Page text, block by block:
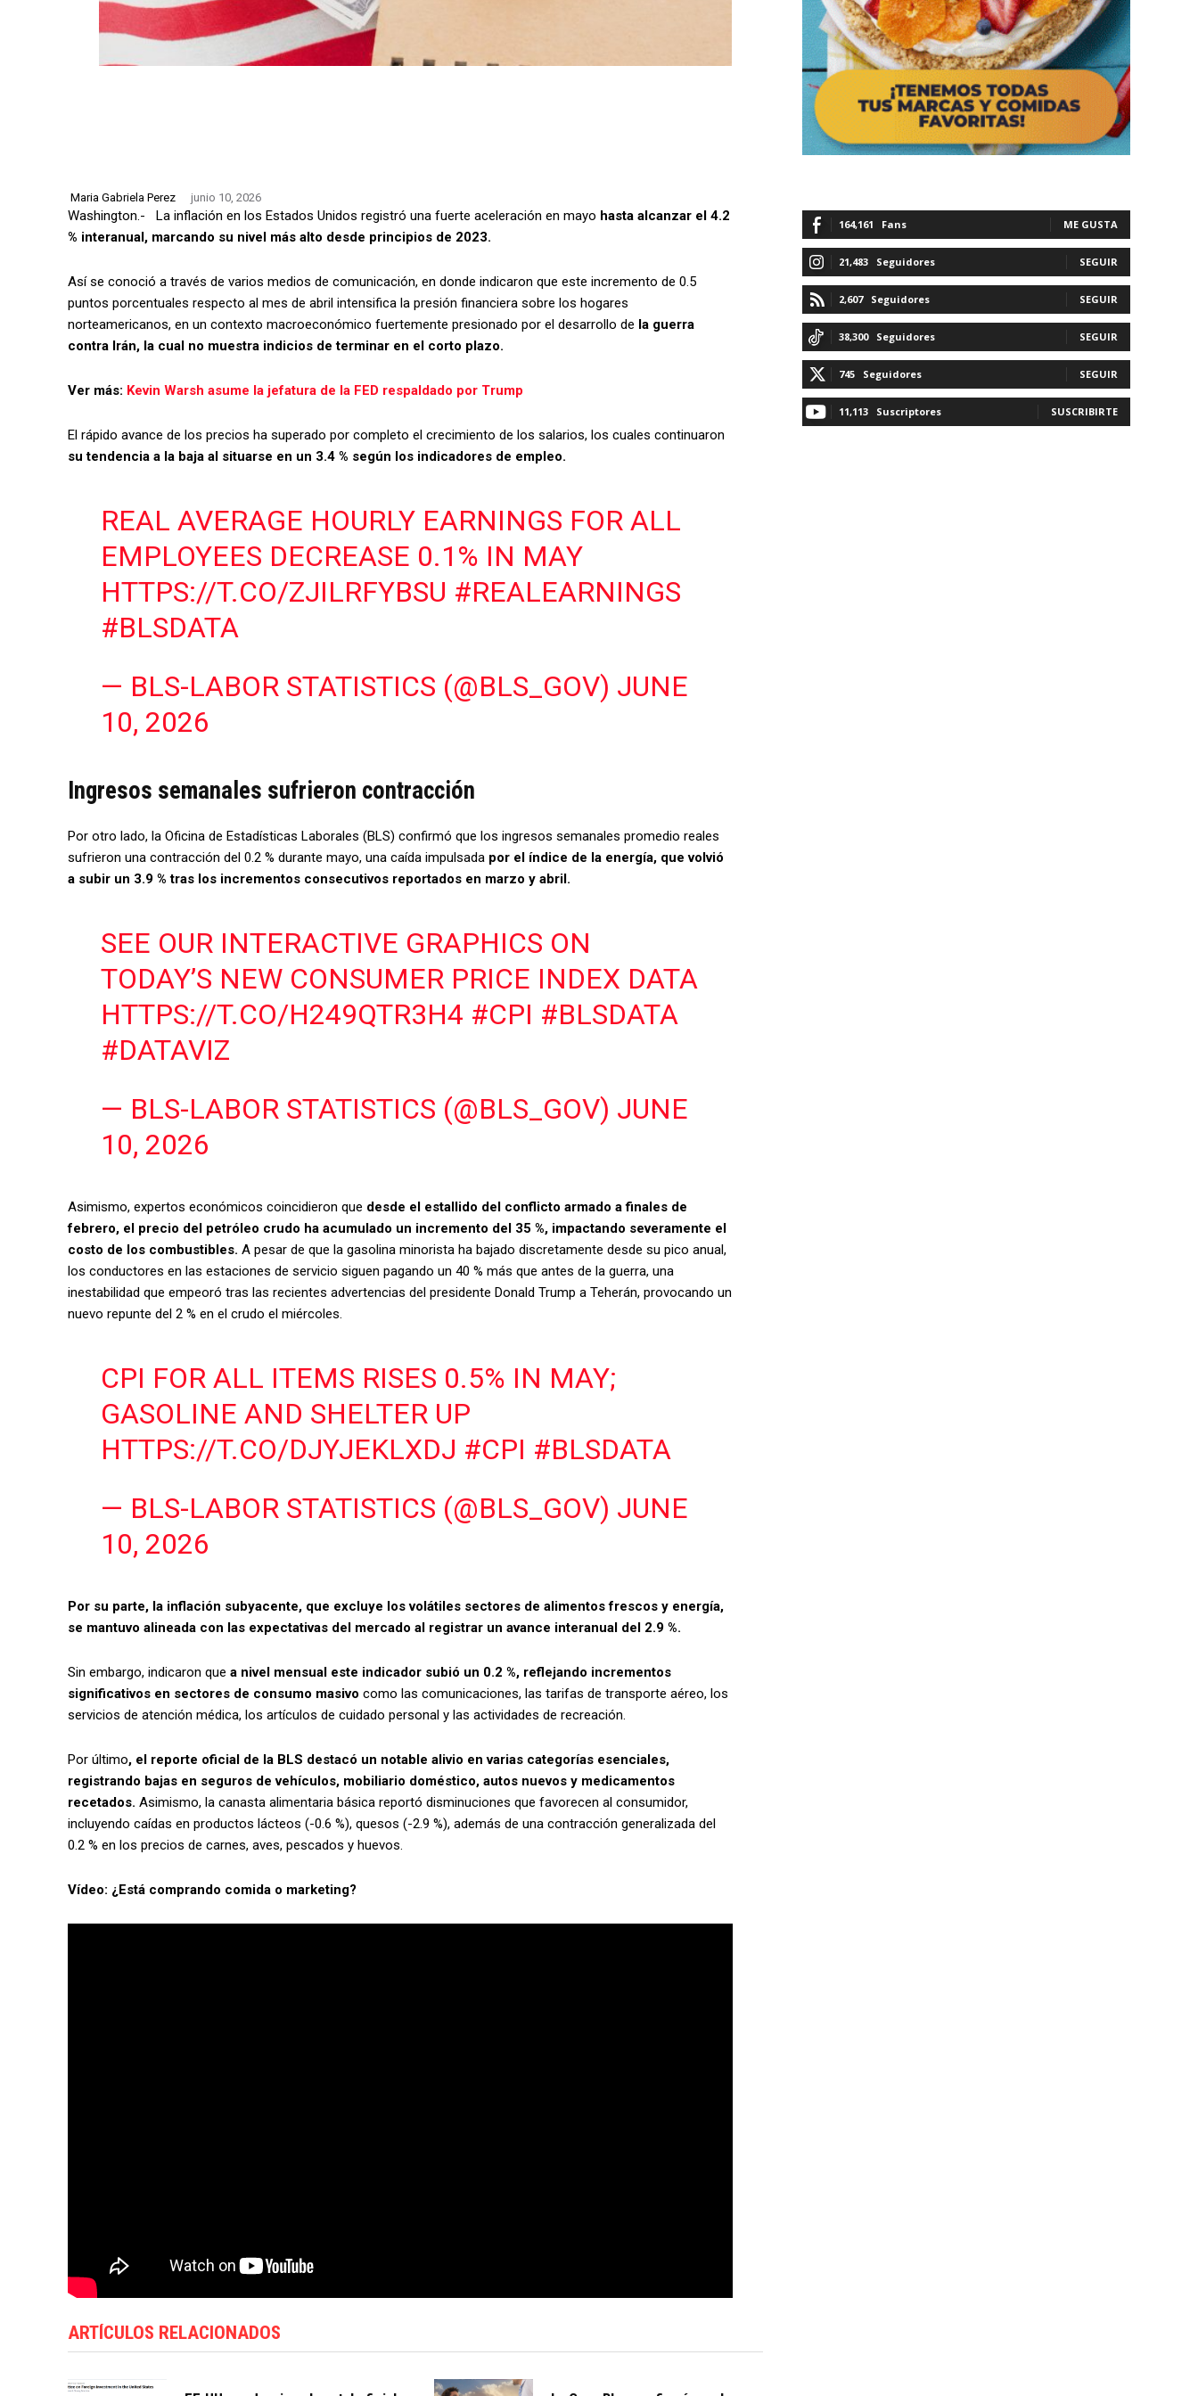
Maria Gabriela Perez junio 10, 2026
Washington.- La inflación en los Estados Unidos registró una fuerte aceleración en mayo hasta alcanzar el 4.2
% interanual, marcando su nivel más alto desde principios de 2023.
Así se conoció a través de varios medios de comunicación, en donde indicaron que este incremento de 0.5
puntos porcentuales respecto al mes de abril intensifica la presión financiera sobre los hogares
norteamericanos, en un contexto macroeconómico fuertemente presionado por el desarrollo de la guerra
contra Irán, la cual no muestra indicios de terminar en el corto plazo.
Ver más: Kevin Warsh asume la jefatura de la FED respaldado por Trump
El rápido avance de los precios ha superado por completo el crecimiento de los salarios, los cuales continuaron
su tendencia a la baja al situarse en un 3.4 % según los indicadores de empleo.
REAL AVERAGE HOURLY EARNINGS FOR ALL
EMPLOYEES DECREASE 0.1% IN MAY
HTTPS://T.CO/ZJILRFYBSU #REALEARNINGS
#BLSDATA
— BLS-LABOR STATISTICS (@BLS_GOV) JUNE
10, 2026
Ingresos semanales sufrieron contracción
Por otro lado, la Oficina de Estadísticas Laborales (BLS) confirmó que los ingresos semanales promedio reales
sufrieron una contracción del 0.2 % durante mayo, una caída impulsada por el índice de la energía, que volvió
a subir un 3.9 % tras los incrementos consecutivos reportados en marzo y abril.
SEE OUR INTERACTIVE GRAPHICS ON
TODAY’S NEW CONSUMER PRICE INDEX DATA
HTTPS://T.CO/H249QTR3H4 #CPI #BLSDATA
#DATAVIZ
— BLS-LABOR STATISTICS (@BLS_GOV) JUNE
10, 2026
Asimismo, expertos económicos coincidieron que desde el estallido del conflicto armado a finales de
febrero, el precio del petróleo crudo ha acumulado un incremento del 35 %, impactando severamente el
costo de los combustibles. A pesar de que la gasolina minorista ha bajado discretamente desde su pico anual,
los conductores en las estaciones de servicio siguen pagando un 40 % más que antes de la guerra, una
inestabilidad que empeoró tras las recientes advertencias del presidente Donald Trump a Teherán, provocando un
nuevo repunte del 2 % en el crudo el miércoles.
CPI FOR ALL ITEMS RISES 0.5% IN MAY;
GASOLINE AND SHELTER UP
HTTPS://T.CO/DJYJEKLXDJ #CPI #BLSDATA
— BLS-LABOR STATISTICS (@BLS_GOV) JUNE
10, 2026
Por su parte, la inflación subyacente, que excluye los volátiles sectores de alimentos frescos y energía,
se mantuvo alineada con las expectativas del mercado al registrar un avance interanual del 2.9 %.
Sin embargo, indicaron que a nivel mensual este indicador subió un 0.2 %, reflejando incrementos
significativos en sectores de consumo masivo como las comunicaciones, las tarifas de transporte aéreo, los
servicios de atención médica, los artículos de cuidado personal y las actividades de recreación.
Por último, el reporte oficial de la BLS destacó un notable alivio en varias categorías esenciales,
registrando bajas en seguros de vehículos, mobiliario doméstico, autos nuevos y medicamentos
recetados. Asimismo, la canasta alimentaria básica reportó disminuciones que favorecen al consumidor,
incluyendo caídas en productos lácteos (-0.6 %), quesos (-2.9 %), además de una contracción generalizada del
0.2 % en los precios de carnes, aves, pescados y huevos.
Vídeo: ¿Está comprando comida o marketing?
ARTÍCULOS RELACIONADOS
164,161 Fans ME GUSTA
21,483 Seguidores SEGUIR
2,607 Seguidores SEGUIR
38,300 Seguidores SEGUIR
745 Seguidores SEGUIR
11,113 Suscriptores SUSCRIBIRTE